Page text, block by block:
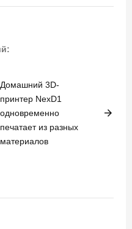
Домашний 3D-
принтер NexD1
одновременно
печатает из разных
материалов
arrow_forward